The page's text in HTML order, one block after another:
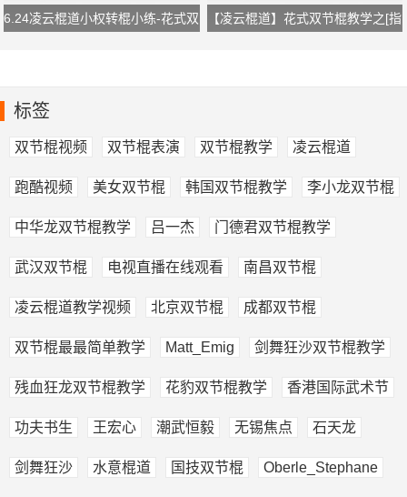
6.24凌云棍道小权转棍小练-花式双
【凌云棍道】花式双节棍教学之[指
标签
双节棍视频 双节棍表演 双节棍教学 凌云棍道
跑酷视频 美女双节棍 韩国双节棍教学 李小龙双节棍
中华龙双节棍教学 吕一杰 门德君双节棍教学
武汉双节棍 电视直播在线观看 南昌双节棍
凌云棍道教学视频 北京双节棍 成都双节棍
双节棍最最简单教学 Matt_Emig 剑舞狂沙双节棍教学
残血狂龙双节棍教学 花豹双节棍教学 香港国际武术节
功夫书生 王宏心 潮武恒毅 无锡焦点 石天龙
剑舞狂沙 水意棍道 国技双节棍 Oberle_Stephane